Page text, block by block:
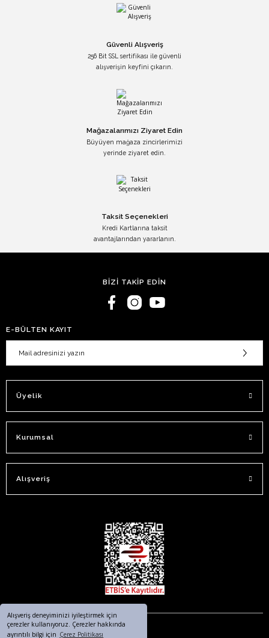
Alışveriş deneyiminizi iyileştirmek için
çerezler kullanıyoruz. Çerezler hakkında
ayrıntılı bilgi için Çerez Politikası
Güvenli Alışveriş
256 Bit SSL sertifikası ile güvenli
alışverişin keyfini çıkarın.
Mağazalarımızı Ziyaret Edin
Büyüyen mağaza zincirlerimizi
yerinde ziyaret edin.
Taksit Seçenekleri
Kredi Kartlarına taksit
avantajlarından yararlanın.
BİZİ TAKİP EDİN
E-BÜLTEN KAYIT
Üyelik
Kurumsal
Alışveriş